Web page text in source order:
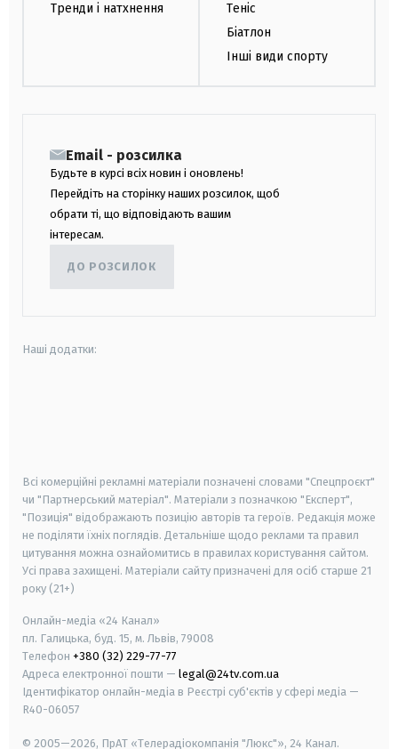
Тренди і натхнення
Теніс
Біатлон
Інші види спорту
Email - розсилка
Будьте в курсі всіх новин і оновлень!
Перейдіть на сторінку наших розсилок, щоб
обрати ті, що відповідають вашим
інтересам.
ДО РОЗСИЛОК
Наші додатки:
Всі комерційні рекламні матеріали позначені словами "Спецпроєкт"
чи "Партнерський матеріал". Матеріали з позначкою "Експерт",
"Позиція" відображають позицію авторів та героїв. Редакція може
не поділяти їхніх поглядів. Детальніше щодо реклами та правил
цитування можна ознайомитись в правилах користування сайтом.
Усі права захищені. Матеріали сайту призначені для осіб старше 21
року (21+)
Онлайн-медіа «24 Канал»
пл. Галицька, буд. 15, м. Львів, 79008
Телефон +380 (32) 229-77-77
Адреса електронної пошти — legal@24tv.com.ua
Ідентифікатор онлайн-медіа в Реєстрі суб'єктів у сфері медіа —
R40-06057
© 2005—2026, ПрАТ «Телерадіокомпанія "Люкс"», 24 Канал.